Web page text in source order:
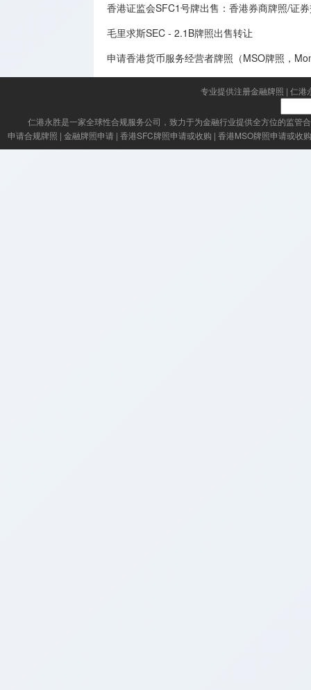
香港证监会SFC1号牌出售：香港券商牌照/证
毛里求斯SEC - 2.1B牌照出售转让
申请香港货币服务经营者牌照（MSO牌照，
专业提供注册金融牌照 | 仁港
仁港永胜是一家全球性合规服务公司，致力于为金融行业提供全方位的监管
申请合规牌照 | 金融牌照申请 | 香港SFC牌照申请或收购 | 香港MSO牌照申请或收购